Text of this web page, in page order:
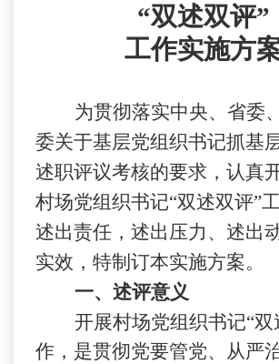
“双述双评”
工作实施方
为贯彻落实中央、省委
委关于基层党组织书记抓基
述职评议考核的要求，认真
村场党组织书记“双述双评”
述出责任，述出压力、述出
实效，特制订本实施方案。
一、述评意义
开展村场党组织书记“双
作，是贯彻党要管党、从严